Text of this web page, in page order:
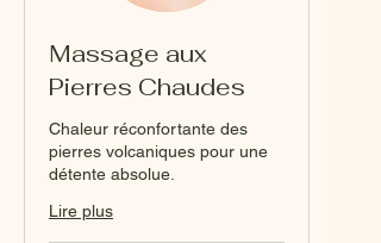
Massage aux
Pierres Chaudes
Chaleur réconfortante des
pierres volcaniques pour une
détente absolue.
Lire plus